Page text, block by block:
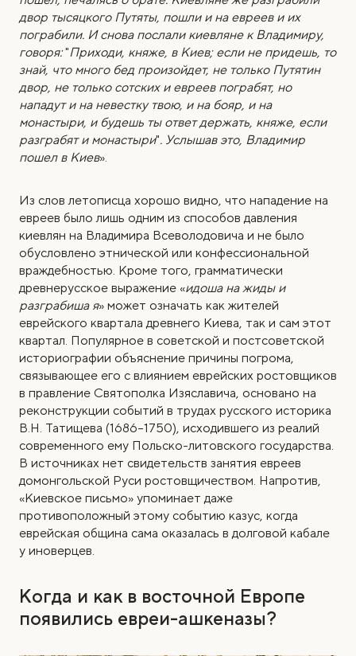
двор тысяцкого Путяты, пошли и на евреев и их
пограбили. И снова послали киевляне к Владимиру,
говоря:"Приходи, княже, в Киев; если не придешь, то
знай, что много бед произойдет, не только Путятин
двор, не только сотских и евреев пограбят, но
нападут и на невестку твою, и на бояр, и на
монастыри, и будешь ты ответ держать, княже, если
разграбят и монастыри". Услышав это, Владимир
пошел в Киев».
Из слов летописца хорошо видно, что нападение на
евреев было лишь одним из способов давления
киевлян на Владимира Всеволодовича и не было
обусловлено этнической или конфессиональной
враждебностью. Кроме того, грамматически
древнерусское выражение «идоша на жиды и
разграбиша я» может означать как жителей
еврейского квартала древнего Киева, так и сам этот
квартал. Популярное в советской и постсоветской
историографии объяснение причины погрома,
связывающее его с влиянием еврейских ростовщиков
в правление Святополка Изяславича, основано на
реконструкции событий в трудах русского историка
В.Н. Татищева (1686–1750), исходившего из реалий
современного ему Польско-литовского государства.
В источниках нет свидетельств занятия евреев
домонгольской Руси ростовщичеством. Напротив,
«Киевское письмо» упоминает даже
противоположный этому событию казус, когда
еврейская община сама оказалась в долговой кабале
у иноверцев.
Когда и как в восточной Европе
появились евреи-ашкеназы?